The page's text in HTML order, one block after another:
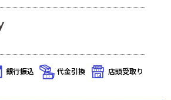
銀行振込 代金引換 店頭受取り